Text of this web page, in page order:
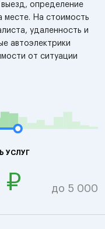
определение
месте. На стоимость
удаленность и
автоэлектрики
от ситуации
УСЛУГ
₽ до 5 000